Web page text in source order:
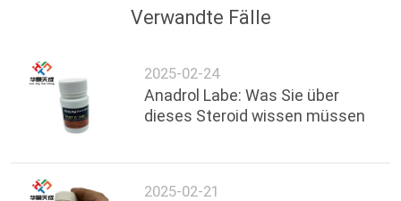
Verwandte Fälle
2025-02-24
Anadrol Labe: Was Sie über
dieses Steroid wissen müssen
2025-02-21